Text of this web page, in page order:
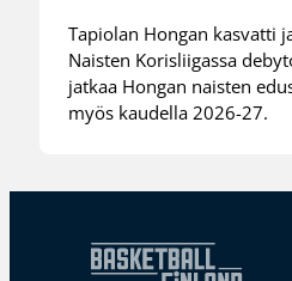
Tapiolan Hongan kasvatti
Naisten Korisliigassa
jatkaa Hongan naisten
myös kaudella 2026-27.